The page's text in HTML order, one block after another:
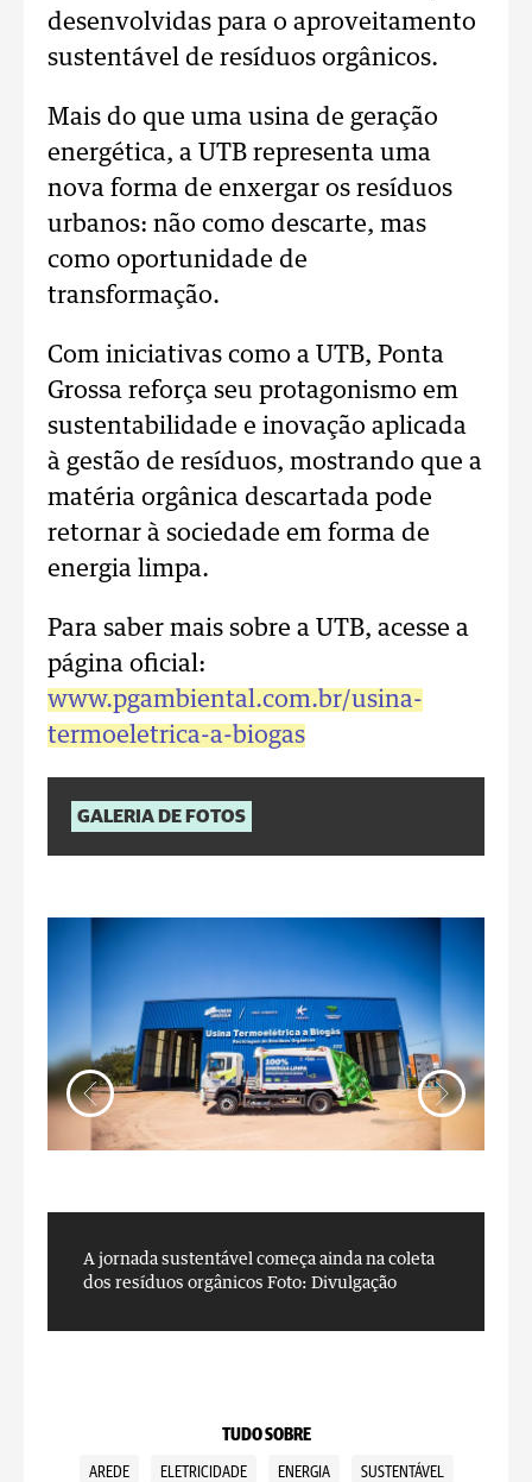
desenvolvidas para o aproveitamento
sustentável de resíduos orgânicos.
Mais do que uma usina de geração
energética, a UTB representa uma
nova forma de enxergar os resíduos
urbanos: não como descarte, mas
como oportunidade de
transformação.
Com iniciativas como a UTB, Ponta
Grossa reforça seu protagonismo em
sustentabilidade e inovação aplicada
à gestão de resíduos, mostrando que a
matéria orgânica descartada pode
retornar à sociedade em forma de
energia limpa.
Para saber mais sobre a UTB, acesse a
página oficial:
www.pgambiental.com.br/usina-
termoeletrica-a-biogas
GALERIA DE FOTOS
A jornada sustentável começa ainda na coleta
dos resíduos orgânicos Foto: Divulgação
TUDO SOBRE
AREDE ELETRICIDADE ENERGIA SUSTENTÁVEL